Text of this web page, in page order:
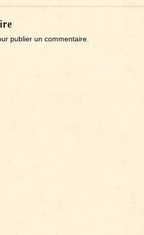
publier un commentaire.